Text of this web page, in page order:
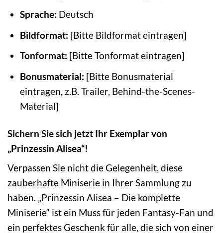
Sprache: Deutsch
Bildformat: [Bitte Bildformat eintragen]
Tonformat: [Bitte Tonformat eintragen]
Bonusmaterial: [Bitte Bonusmaterial
eintragen, z.B. Trailer, Behind-the-Scenes-
Material]
Sichern Sie sich jetzt Ihr Exemplar von
„Prinzessin Alisea“!
Verpassen Sie nicht die Gelegenheit, diese
zauberhafte Miniserie in Ihrer Sammlung zu
haben. „Prinzessin Alisea – Die komplette
Miniserie“ ist ein Muss für jeden Fantasy-Fan und
ein perfektes Geschenk für alle, die sich von einer